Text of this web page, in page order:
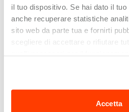
il tuo dispositivo. Se hai dato il
anche recuperare statistiche
sito web da parte tua e fornirti
scegliere di accettare o rifiutare
qui: puoi anche selezionare solo
confermare la selezione,
Accetta